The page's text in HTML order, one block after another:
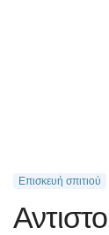
Επισκευή σπιτιού